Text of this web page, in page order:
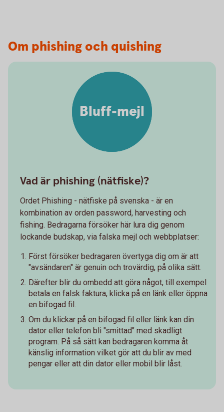
Om phishing och quishing
Bluff-mejl
Vad är phishing (nätfiske)?
Ordet Phishing - nätfiske på svenska - är en
kombination av orden password, harvesting och
fishing. Bedragarna försöker här lura dig genom
lockande budskap, via falska mejl och webbplatser:
Först försöker bedragaren övertyga dig om är att
"avsändaren" är genuin och trovärdig, på olika sätt.
Därefter blir du ombedd att göra något, till exempel
betala en falsk faktura, klicka på en länk eller öppna
en bifogad fil.
Om du klickar på en bifogad fil eller länk kan din
dator eller telefon bli "smittad" med skadligt
program. På så sätt kan bedragaren komma åt
känslig information vilket gör att du blir av med
pengar eller att din dator eller mobil blir låst.